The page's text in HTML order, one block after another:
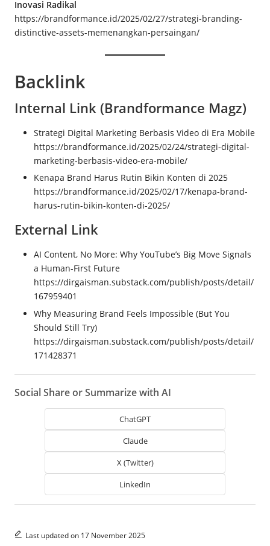
Inovasi Radikal
https://brandformance.id/2025/02/27/strategi-branding-
distinctive-assets-memenangkan-persaingan/
Backlink
Internal Link (Brandformance Magz)
Strategi Digital Marketing Berbasis Video di Era Mobile
https://brandformance.id/2025/02/24/strategi-digital-
marketing-berbasis-video-era-mobile/
Kenapa Brand Harus Rutin Bikin Konten di 2025
https://brandformance.id/2025/02/17/kenapa-brand-
harus-rutin-bikin-konten-di-2025/
External Link
AI Content, No More: Why YouTube’s Big Move Signals
a Human-First Future
https://dirgaisman.substack.com/publish/posts/detail/
167959401
Why Measuring Brand Feels Impossible (But You
Should Still Try)
https://dirgaisman.substack.com/publish/posts/detail/
171428371
Social Share or Summarize with AI
ChatGPT
Claude
X (Twitter)
LinkedIn
Last updated on 17 November 2025